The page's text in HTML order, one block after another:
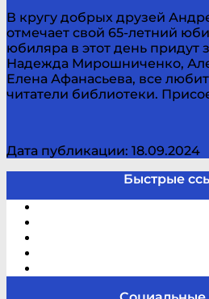
В кругу добрых друзей
отмечает свой 65-летний
юбиляра в этот день придут
Надежда Мирошниченко,
Елена Афанасьева, все
читатели библиотеки.
Дата публикации: 18.09.2024
Быстрые